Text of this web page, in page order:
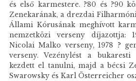
és első karmestere. ?80 és ?90
Zenekarának, a drezdai
Állami Kórusának meghívott
nemzetközi verseny díjazottja:
Nicolai Malko verseny, 1978 ?
verseny. Vezénylést a bukaresti
kezdett el tanulni, majd a bécsi
Swarowsky és Karl Österreicher